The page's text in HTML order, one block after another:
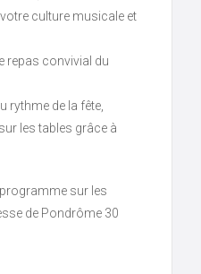
culture musicale et
repas convivial du
rythme de la fête,
les tables grâce à
sur les
de Pondrôme 30